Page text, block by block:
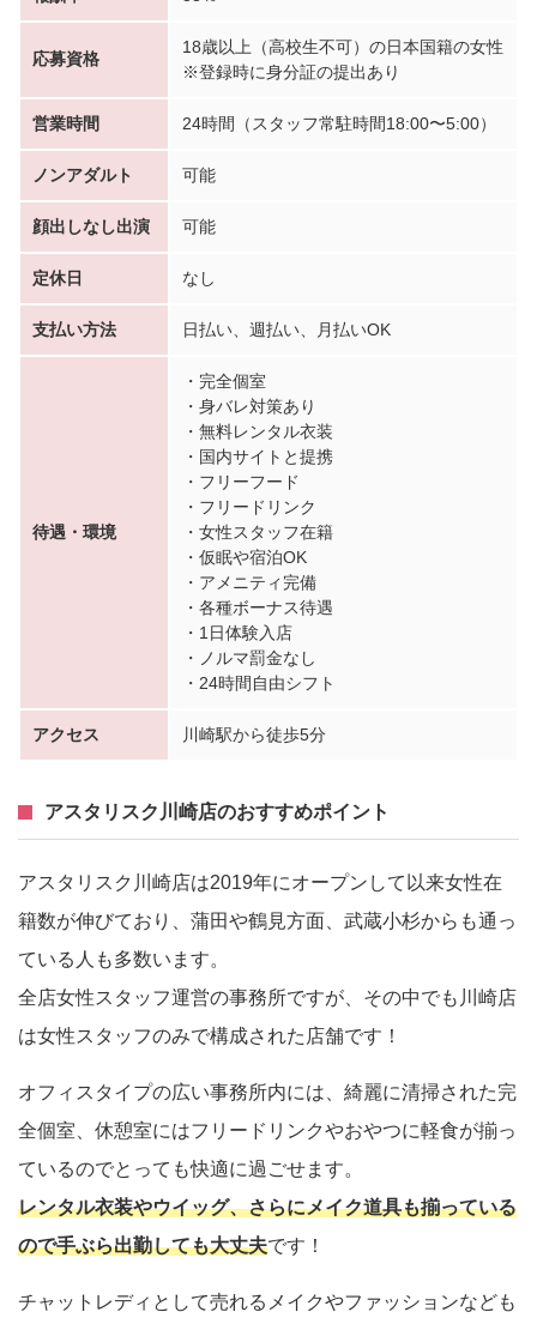
応募資格
18歳以上（高校生不可）の日本国籍の女性
※登録時に身分証の提出あり
営業時間 24時間（スタッフ常駐時間18:00〜5:00）
ノンアダルト 可能
顔出しなし出演 可能
定休日 なし
支払い方法 日払い、週払い、月払いOK
待遇・環境
・完全個室
・身バレ対策あり
・無料レンタル衣装
・国内サイトと提携
・フリーフード
・フリードリンク
・女性スタッフ在籍
・仮眠や宿泊OK
・アメニティ完備
・各種ボーナス待遇
・1日体験入店
・ノルマ罰金なし
・24時間自由シフト
アクセス 川崎駅から徒歩5分
アスタリスク川崎店のおすすめポイント
アスタリスク川崎店は2019年にオープンして以来女性在
籍数が伸びており、蒲田や鶴見方面、武蔵小杉からも通っ
ている人も多数います。
全店女性スタッフ運営の事務所ですが、その中でも川崎店
は女性スタッフのみで構成された店舗です！
オフィスタイプの広い事務所内には、綺麗に清掃された完
全個室、休憩室にはフリードリンクやおやつに軽食が揃っ
ているのでとっても快適に過ごせます。
レンタル衣装やウイッグ、さらにメイク道具も揃っている
ので手ぶら出勤しても大丈夫です！
チャットレディとして売れるメイクやファッションなども